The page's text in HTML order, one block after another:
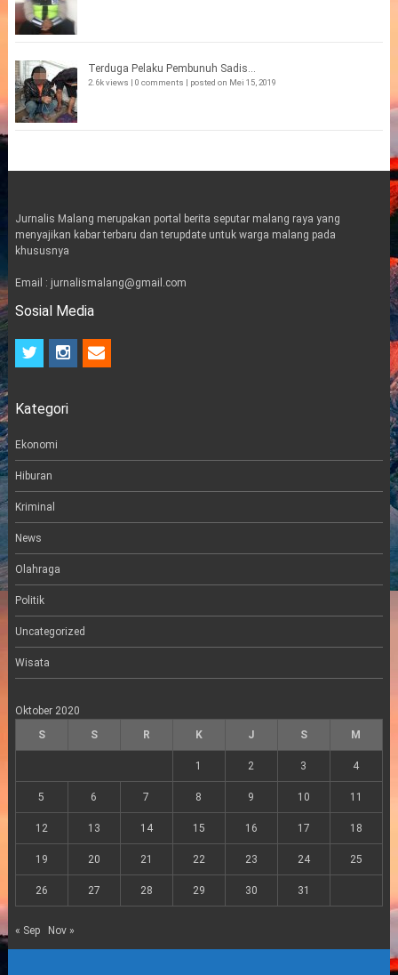
Terduga Pelaku Pembunuh Sadis...
2.6k views | 0 comments | posted on Mei 15, 2019
Jurnalis Malang merupakan portal berita seputar malang raya yang
menyajikan kabar terbaru dan terupdate untuk warga malang pada
khususnya
Email : jurnalismalang@gmail.com
Sosial Media
t
t
r
i
n
a
e
m
Kategori
Ekonomi
Hiburan
Kriminal
News
Olahraga
Politik
Uncategorized
Wisata
Oktober 2020
S
S R K J S M
1 2 3 4
5 6 7 8 9 10 11
12 13 14 15 16 17 18
19 20 21 22 23 24 25
26 27 28 29 30 31
« Sep Nov »